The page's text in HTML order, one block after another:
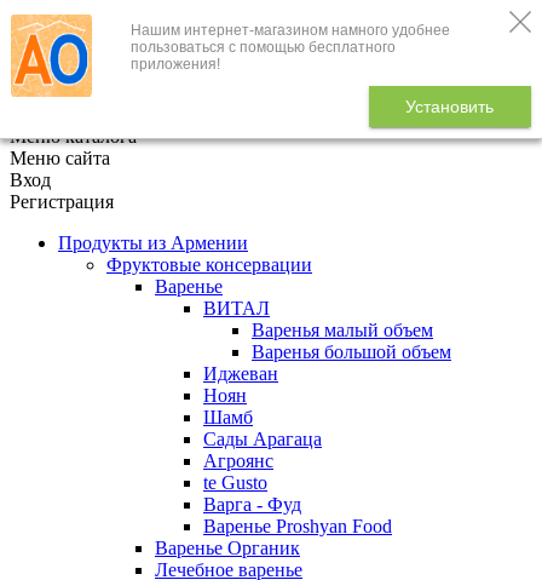
Нашим интернет-магазином намного удобнее
пользоваться с помощью бесплатного
приложения!
Установить
+7 (495) 646-888-1
В корзине
Меню каталога
Меню сайта
Вход
Регистрация
Продукты из Армении
Фруктовые консервации
Варенье
ВИТАЛ
Варенья малый объем
Варенья большой объем
Иджеван
Ноян
Шамб
Сады Арагаца
Агроянс
te Gusto
Варга - Фуд
Варенье Proshyan Food
Варенье Органик
Лечебное варенье